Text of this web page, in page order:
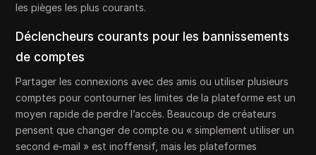
les pièges les plus courants.
Déclencheurs courants pour les bannissements
de comptes
Partager les connexions avec des amis ou utiliser plusieurs
comptes pour contourner les limites de la plateforme est un
moyen rapide de perdre l’accès. Beaucoup de créateurs
pensent que changer de compte ou « simplement utiliser un
second e-mail » est inoffensif, mais les plateformes